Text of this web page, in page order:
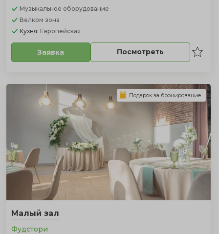
Музыкальное оборудование
Велком зона
Кухня: Европейская
Заявка Посмотреть
Малый зал
Фудстори
Подарок за бронирование